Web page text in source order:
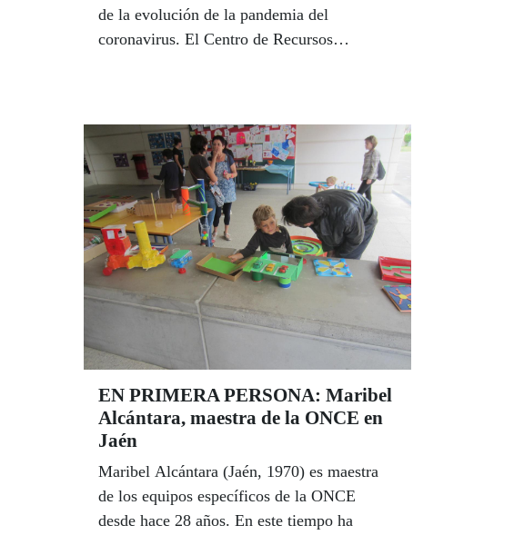
de la evolución de la pandemia del
coronavirus. El Centro de Recursos
apoyo de la escuela a distancia’ que ha
despejado dudas y ha reforzado la capacidad
de respuesta del cuerpo docente ante
cualquier eventualidad del alumnado con
discapacidad visual.
EN PRIMERA PERSONA: Maribel
Alcántara, maestra de la ONCE en
Jaén
Maribel Alcántara (Jaén, 1970) es maestra
de los equipos específicos de la ONCE
desde hace 28 años. En este tiempo ha